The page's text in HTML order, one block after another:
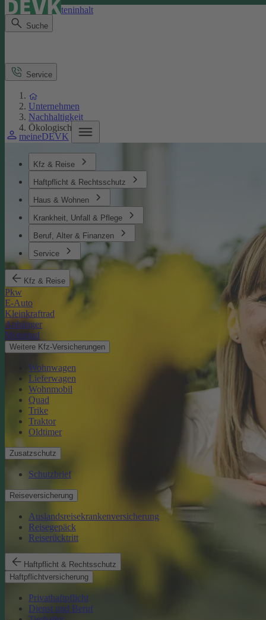
Direkt zum Seiteninhalt
Suche
meineDEVK
Kfz & Reise
Haftpflicht & Rechtsschutz
Haus & Wohnen
Krankheit, Unfall & Pflege
Beruf, Alter & Finanzen
Service
Kfz & Reise
Pkw
E-Auto
Kleinkraftrad
Anhänger
Motorrad
Weitere Kfz-Versicherungen
Wohnwagen
Lieferwagen
Wohnmobil
Quad
Trike
Traktor
Oldtimer
Zusatzschutz
Schutzbrief
Reiseversicherung
Auslandsreisekrankenversicherung
Reisegepäck
Reiserücktritt
Haftpflicht & Rechtsschutz
Haftpflichtversicherung
Privathaftpflicht
Dienst und Beruf
Service
Unternehmen
Nachhaltigkeit
Ökologisches